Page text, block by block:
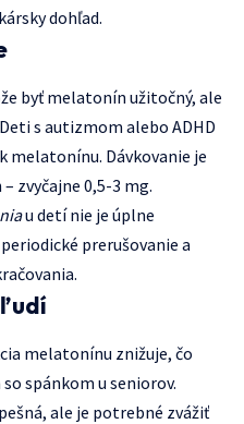
dohľad.
byť melatonín užitočný, ale
s autizmom alebo ADHD
melatonínu. Dávkovanie je
zvyčajne 0,5-3 mg.
u detí nie je úplne
prerušovanie a
ľudí
melatonínu znižuje, čo
spánkom u seniorov.
ale je potrebné zvážiť